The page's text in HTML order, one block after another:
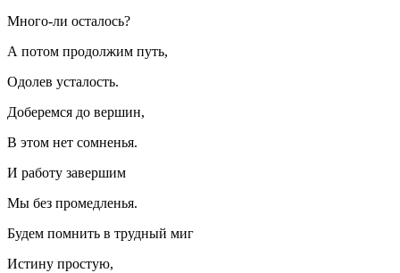
Много-ли осталось?
А потом продолжим путь,
Одолев усталость.
Доберемся до вершин,
В этом нет сомненья.
И работу завершим
Мы без промедленья.
Будем помнить в трудный миг
Истину простую,